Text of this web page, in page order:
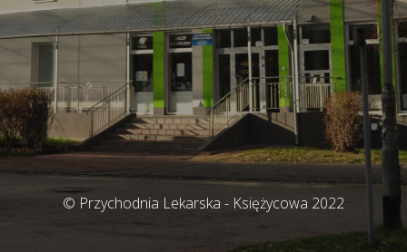
© Przychodnia Lekarska - Księżycowa 2022